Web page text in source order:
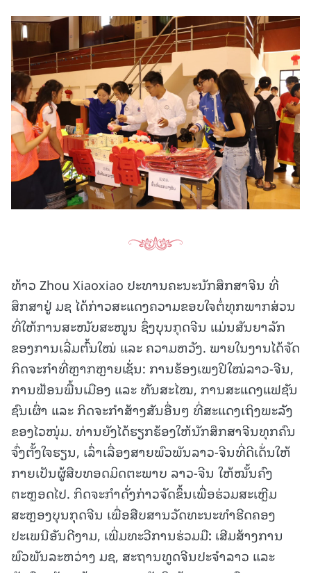
ທ້າວ Zhou Xiaoxiao ປະທານຄະນະນັກສຶກສາຈີນ ທີ່
ສຶກສາຢູ່ ມຊ ໄດ້ກ່າວສະແດງຄວາມຂອບໃຈຕໍ່ທຸກພາກສ່ວນ
ທີ່ໃຫ້ການສະໜັບສະໜູນ ຊຶ່ງບຸນກຸດຈີນ ແມ່ນສັນຍາລັກ
ຂອງການເລີ່ມຕົ້ນໃໝ່ ແລະ ຄວາມຫວັງ. ພາຍໃນງານໄດ້ຈັດ
ກິດຈະກຳທີ່ຫຼາກຫຼາຍເຊັ່ນ: ການຮ້ອງເພງປີໃໝ່ລາວ-ຈີນ,
ການຟ້ອນພື້ນເມືອງ ແລະ ທັນສະໄໝ, ການສະແດງແຟຊັນ
ຊົນເຜົ່າ ແລະ ກິດຈະກຳສ້າງສັນອື່ນໆ ທີ່ສະແດງເຖິງພະລັງ
ຂອງໄວໜຸ່ມ. ທ່ານຍັງໄດ້ຮຽກຮ້ອງໃຫ້ນັກສຶກສາຈີນທຸກຄົນ
ຈົ່ງຕັ້ງໃຈຮຽນ, ເລົ່າເລື່ອງສາຍພົວພັນລາວ-ຈີນທີ່ດີເດັ່ນໃຫ້
ກາຍເປັນຜູ້ສືບທອດມິດຕະພາບ ລາວ-ຈີນ ໃຫ້ໝັ້ນຄົງ
ຕະຫຼອດໄປ. ກິດຈະກຳດັ່ງກ່າວຈັດຂຶ້ນເພື່ອຮ່ວມສະເຫຼີມ
ສະຫຼອງບຸນກຸດຈີນ ເພື່ອສືບສານວັດທະນະທໍາຮີດຄອງ
ປະເພນີອັນດີງາມ, ເພີ່ມທະວີການຮ່ວມມື: ເສີມສ້າງການ
ພົວພັນລະຫວ່າງ ມຊ, ສະຖານທູດຈີນປະຈຳລາວ ແລະ